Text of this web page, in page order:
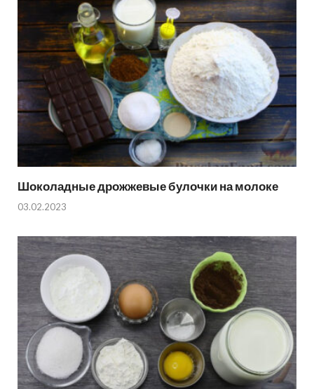
Шоколадные дрожжевые булочки на молоке
03.02.2023